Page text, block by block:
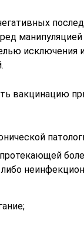
исключения
вакцинацию